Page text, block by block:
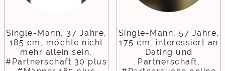
Single-Mann, 37 Jahre,
185 cm, möchte nicht
mehr allein sein,
#Partnerschaft 30 plus
Single-Mann, 57 Jahre,
175 cm, interessiert an
Dating und
Partnerschaft,